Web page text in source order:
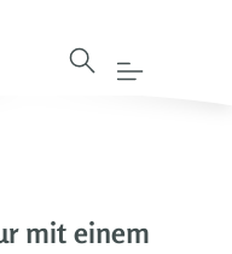
mit einem